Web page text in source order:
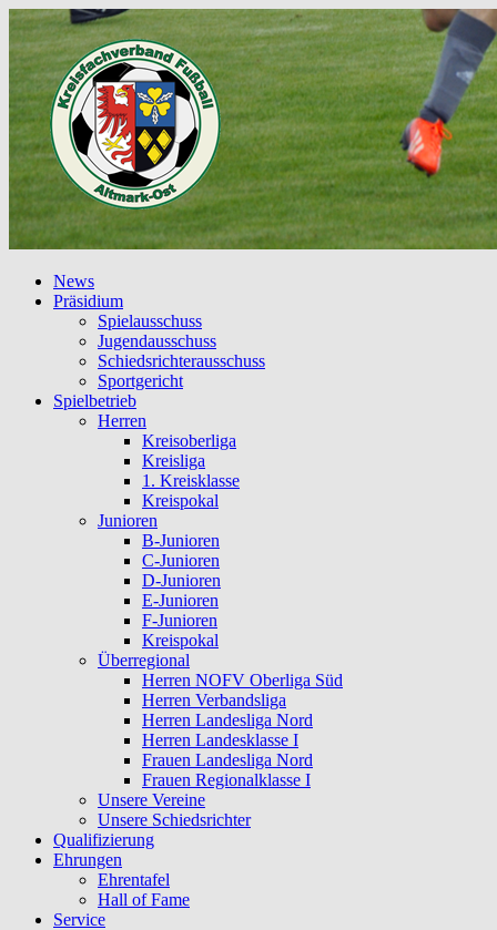
News
Präsidium
Spielausschuss
Jugendausschuss
Schiedsrichterausschuss
Sportgericht
Spielbetrieb
Herren
Kreisoberliga
Kreisliga
1. Kreisklasse
Kreispokal
Junioren
B-Junioren
C-Junioren
D-Junioren
E-Junioren
F-Junioren
Kreispokal
Überregional
Herren NOFV Oberliga Süd
Herren Verbandsliga
Herren Landesliga Nord
Herren Landesklasse I
Frauen Landesliga Nord
Frauen Regionalklasse I
Unsere Vereine
Unsere Schiedsrichter
Qualifizierung
Ehrungen
Ehrentafel
Hall of Fame
Service